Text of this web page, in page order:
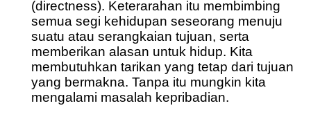
(directness). Keterarahan itu membimbing
semua segi kehidupan seseorang menuju
suatu atau serangkaian tujuan, serta
memberikan alasan untuk hidup. Kita
membutuhkan tarikan yang tetap dari tujuan
yang bermakna. Tanpa itu mungkin kita
mengalami masalah kepribadian.